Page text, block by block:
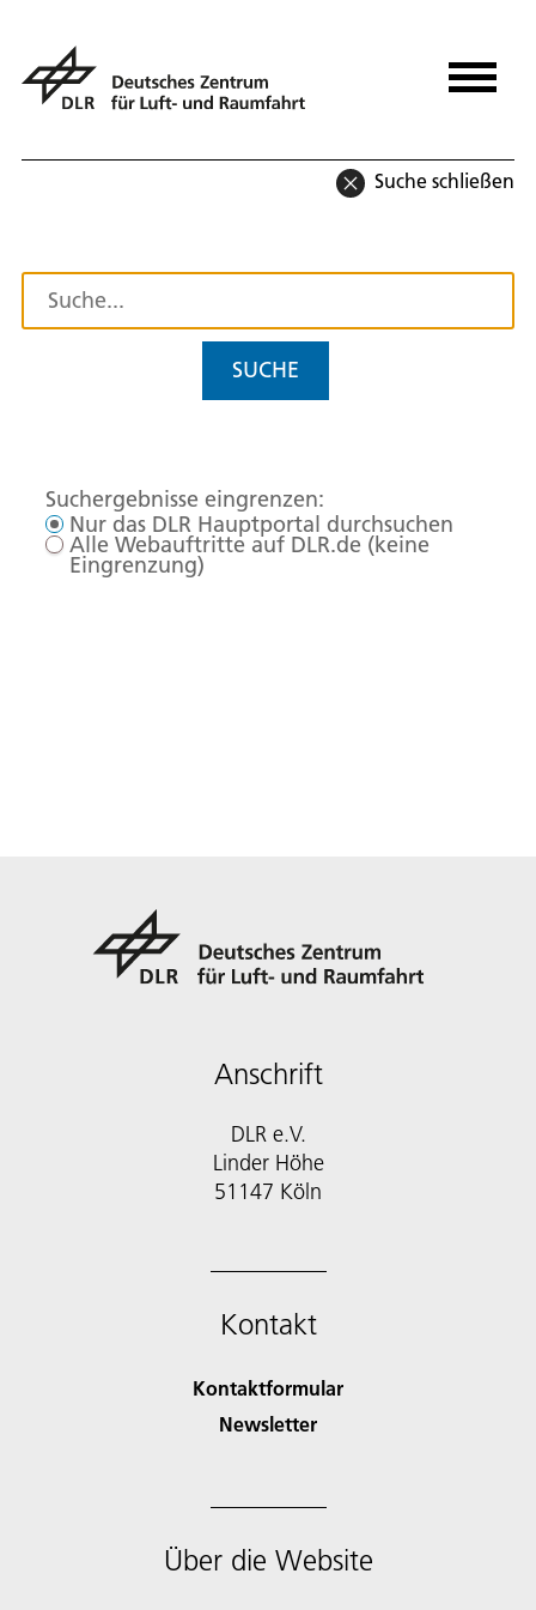
Suche schließen
SUCHE
Suchergebnisse eingrenzen:
Nur das DLR Hauptportal durchsuchen
Alle Webauftritte auf DLR.de (keine
Eingrenzung)
Anschrift
DLR e.V.
Linder Höhe
51147 Köln
Kontakt
Kontaktformular
Newsletter
Über die Website